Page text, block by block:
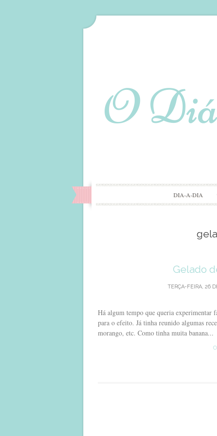
DIA-A-DIA
Gelado
TERÇA-FEIRA, 26
Há algum tempo que queria experimentar
para o efeito. Já tinha reunido algumas
morango, etc. Como tinha muita banana...